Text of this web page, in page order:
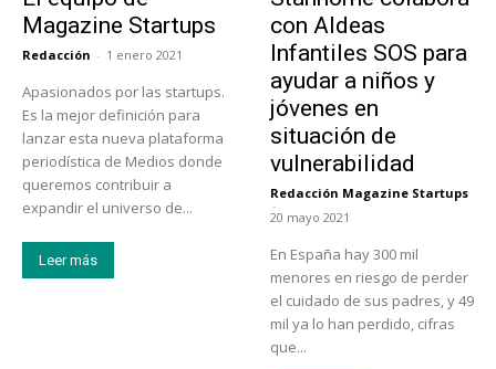
Magazine Startups
Redacción - 1 enero 2021
Apasionados por las startups.
Es la mejor definición para
lanzar esta nueva plataforma
periodística de Medios donde
queremos contribuir a
expandir el universo de...
Leer más
con Aldeas
Infantiles SOS para
ayudar a niños y
jóvenes en
situación de
vulnerabilidad
Redacción Magazine Startups
-
20 mayo 2021
En España hay 300 mil
menores en riesgo de perder
el cuidado de sus padres, y 49
mil ya lo han perdido, cifras
que...